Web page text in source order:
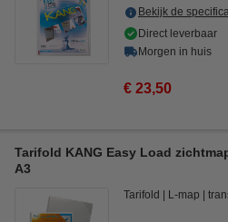
Bekijk de
Direct leverbaar
Morgen in huis
€ 23,50
Tarifold KANG Easy Load
A3
Tarifold L-map